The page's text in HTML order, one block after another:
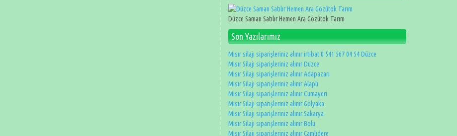
Düzce Saman Satılır Hemen Ara Gözütok Tarım
Son Yazılarımız
Mısır silajı siparişleriniz alınır irtibat 0 541 567 04 54 Düzce
Mısır Silajı siparişleriniz alınır Düzce
Mısır Silajı siparişleriniz alınır Adapazarı
Mısır Silajı siparişleriniz alınır Alaplı
Mısır Silajı siparişleriniz alınır Cumayeri
Mısır Silajı siparişleriniz alınır Gölyaka
Mısır Silajı siparişleriniz alınır Sakarya
Mısır Silajı siparişleriniz alınır Bolu
Mısır Silajı siparişleriniz alınır Çamlıdere